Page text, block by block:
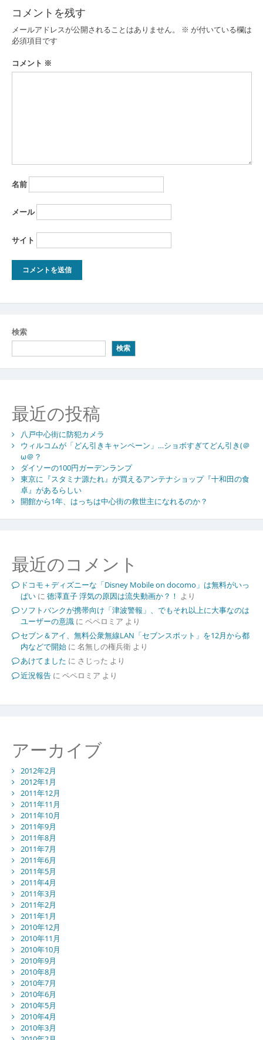
ゲ
ー
シ
ョ
コメントを残す
メールアドレスが公開されることはありません。 ※ が付いている欄は
必須項目です
コメント ※
名前
メール
サイト
検索
検索
最近の投稿
八戸中心街に防犯カメラ
ウィルコムが「どん引きキャンペーン」…ショボすぎてどん引き(＠
ω＠？
ダイソーの100円ガーデンランプ
東京に『スタミナ源たれ』が買えるアンテナショップ『十和田の食
卓』があるらしい
開館から1年、はっちは中心街の救世主になれるのか？
最近のコメント
ドコモ＋ディズニーな「Disney Mobile on docomo」は無料がいっ
ぱいに 徳澤直子 浮気の原因は流失動画か？！ より
ソフトバンクが携帯向け「津波警報」、でもそれ以上に大事なのは
ユーザーの意識に ペペロミア より
セブン＆アイ、無料公衆無線LAN「セブンスポット」を12月から都
内などで開始に 名無しの権兵衛より
あけてました に さじった より
近況報告に ペペロミア より
アーカイブ
2012年2月
2012年1月
2011年12月
2011年11月
2011年10月
2011年9月
2011年8月
2011年7月
2011年6月
2011年5月
2011年4月
2011年3月
2011年2月
2011年1月
2010年12月
2010年11月
2010年10月
2010年9月
2010年8月
2010年7月
2010年6月
2010年5月
2010年4月
2010年3月